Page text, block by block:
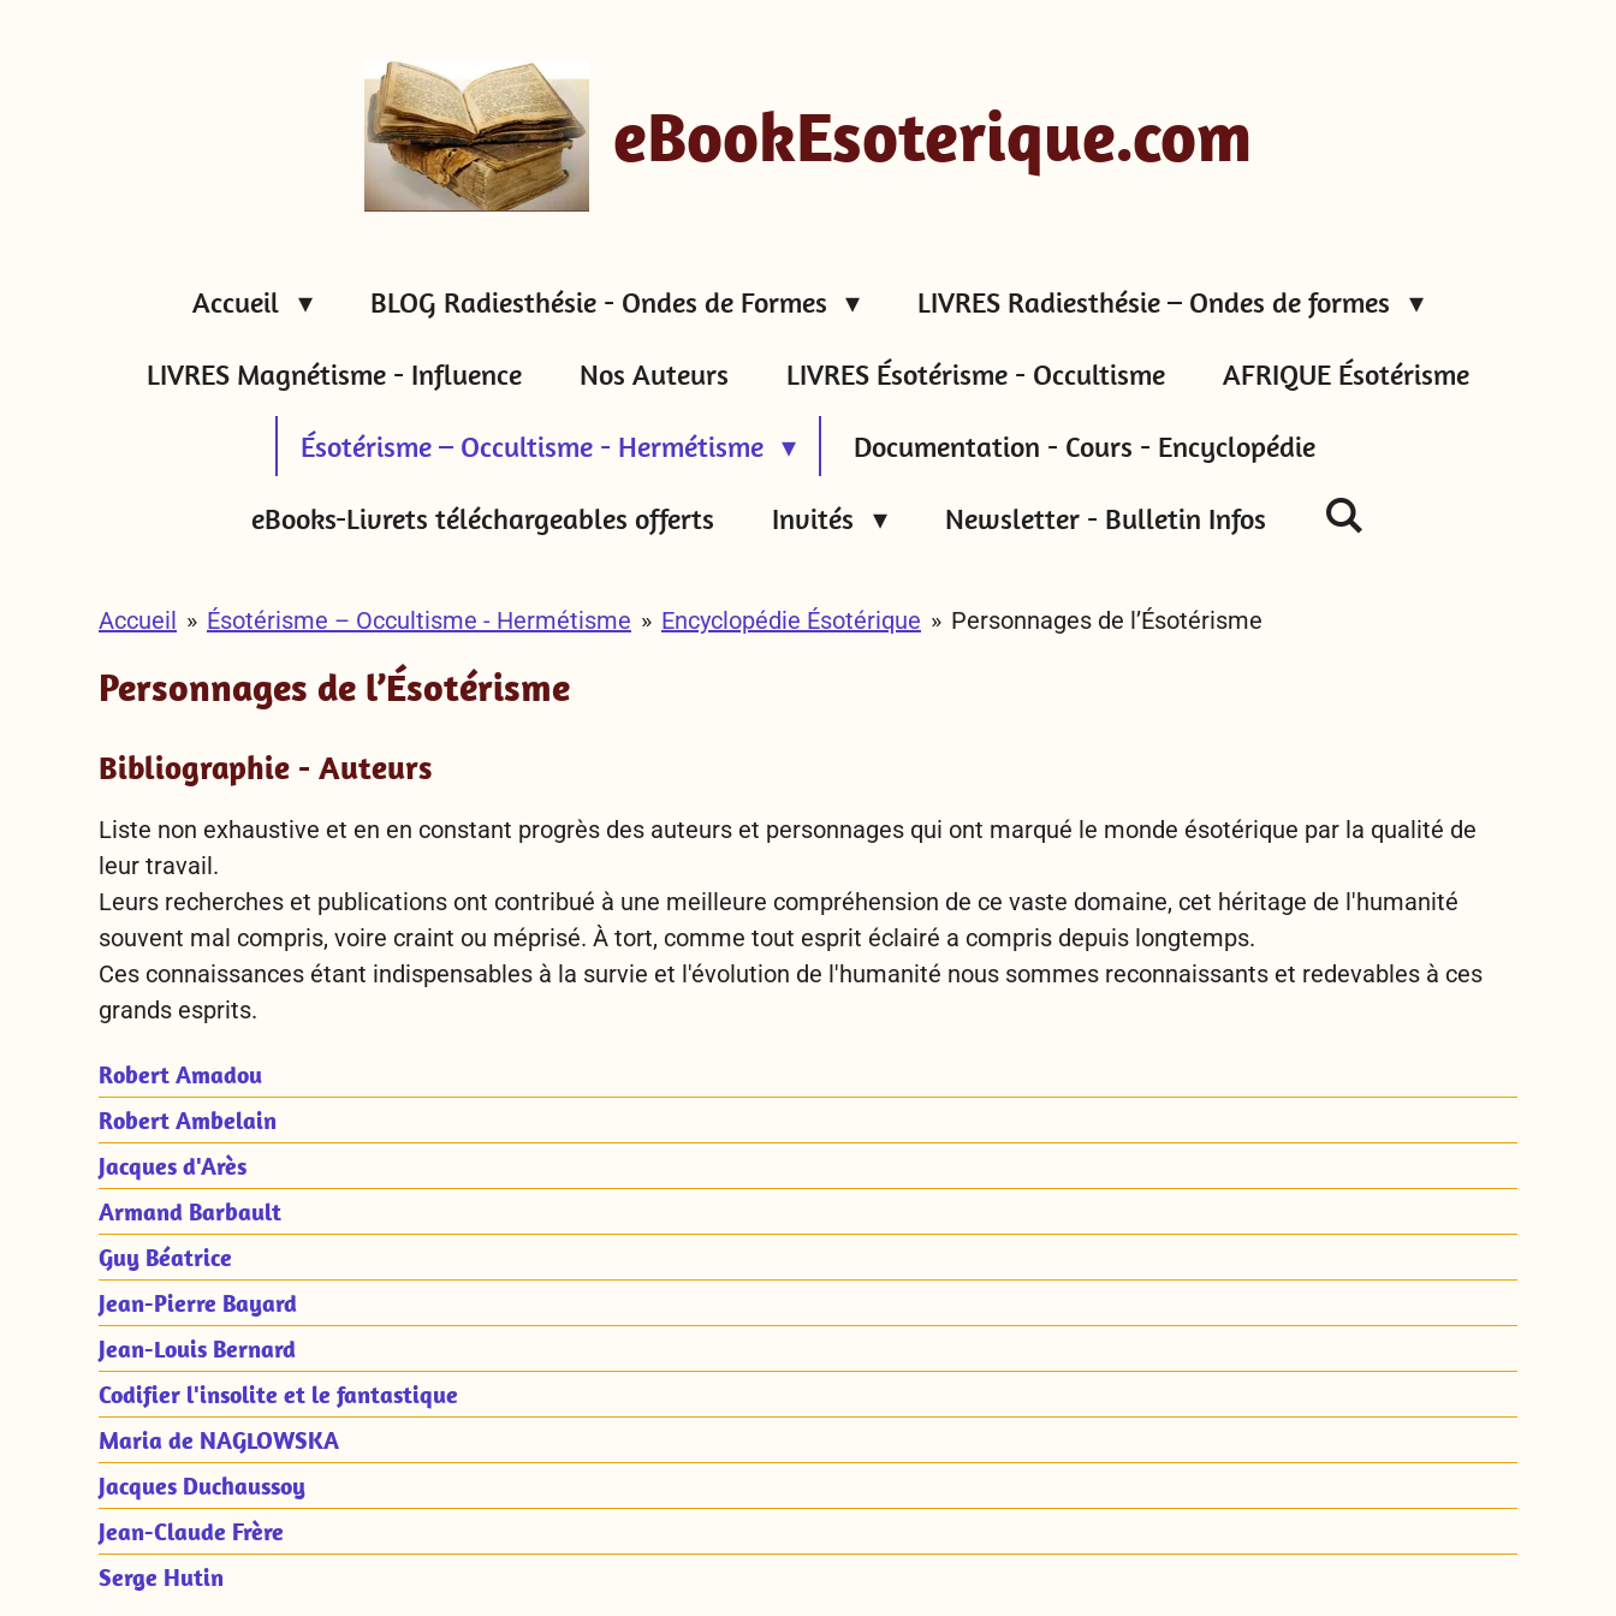
eBookEsoterique.com
Accueil BLOG Radiesthésie - Ondes de Formes
LIVRES Radiesthésie – Ondes de formes
LIVRES Magnétisme - Influence
Nos Auteurs LIVRES Ésotérisme - Occultisme
AFRIQUE Ésotérisme
Ésotérisme – Occultisme - Hermétisme
Documentation - Cours - Encyclopédie
eBooks-Livrets téléchargeables offerts
Invités Newsletter - Bulletin Infos
Accueil » Ésotérisme – Occultisme - Hermétisme » Encyclopédie Ésotérique » Personnages de l’Ésotérisme
Personnages de l’Ésotérisme
Bibliographie - Auteurs
Liste non exhaustive et en en constant progrès des auteurs et personnages qui ont marqué le monde ésotérique par la qualité de
leur travail.
Leurs recherches et publications ont contribué à une meilleure compréhension de ce vaste domaine, cet héritage de l'humanité
souvent mal compris, voire craint ou méprisé. À tort, comme tout esprit éclairé a compris depuis longtemps.
Ces connaissances étant indispensables à la survie et l'évolution de l'humanité nous sommes reconnaissants et redevables à ces
grands esprits.
Robert Amadou
Robert Ambelain
Jacques d'Arès
Armand Barbault
Guy Béatrice
Jean-Pierre Bayard
Jean-Louis Bernard
Codifier l'insolite et le fantastique
Maria de NAGLOWSKA
Jacques Duchaussoy
Jean-Claude Frère
Serge Hutin